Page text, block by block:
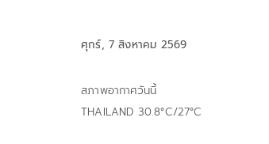
ศุกร์, 7 สิงหาคม 2569
สภาพอากาศวันนี้
THAILAND 30.8°C/27°C